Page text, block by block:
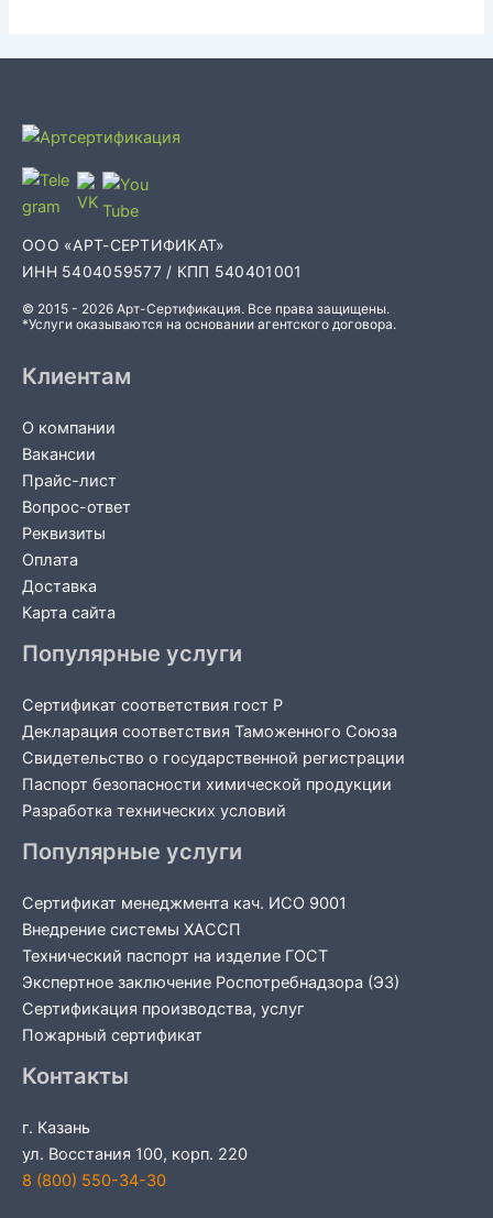
ООО «АРТ-СЕРТИФИКАТ»
ИНН 5404059577 / КПП 540401001
© 2015 - 2026 Арт-Сертификация. Все права защищены.
*Услуги оказываются на основании агентского договора.
Клиентам
О компании
Вакансии
Прайс-лист
Вопрос-ответ
Реквизиты
Оплата
Доставка
Карта сайта
Популярные услуги
Сертификат соответствия гост Р
Декларация соответствия Таможенного Союза
Свидетельство о государственной регистрации
Паспорт безопасности химической продукции
Разработка технических условий
Популярные услуги
Сертификат менеджмента кач. ИСО 9001
Внедрение системы ХАССП
Технический паспорт на изделие ГОСТ
Экспертное заключение Роспотребнадзора (ЭЗ)
Сертификация производства, услуг
Пожарный сертификат
Контакты
г. Казань
ул. Восстания 100, корп. 220
8 (800) 550-34-30